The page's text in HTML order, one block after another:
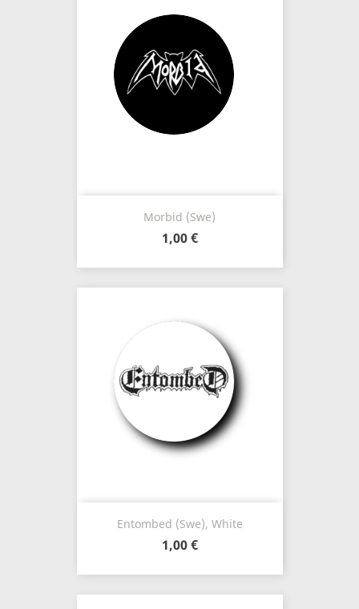
Morbid (Swe)
1,00 €
Entombed (Swe), White
1,00 €